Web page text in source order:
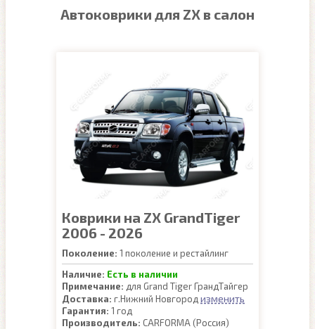
Автоковрики для ZX в салон
Коврики на ZX GrandTiger
2006 - 2026
Поколение: 1 поколение и рестайлинг
Наличие: Есть в наличии
Примечание: для Grand Tiger ГрандТайгер
Доставка: г.Нижний Новгород изменить
Гарантия: 1 год
Производитель: CARFORMA (Россия)